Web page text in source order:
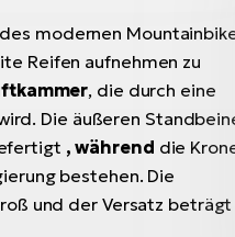
modernen
Reifen aufnehmen zu
, die durch eine
Die äußeren
, während die
bestehen. Die
und der Versatz beträgt